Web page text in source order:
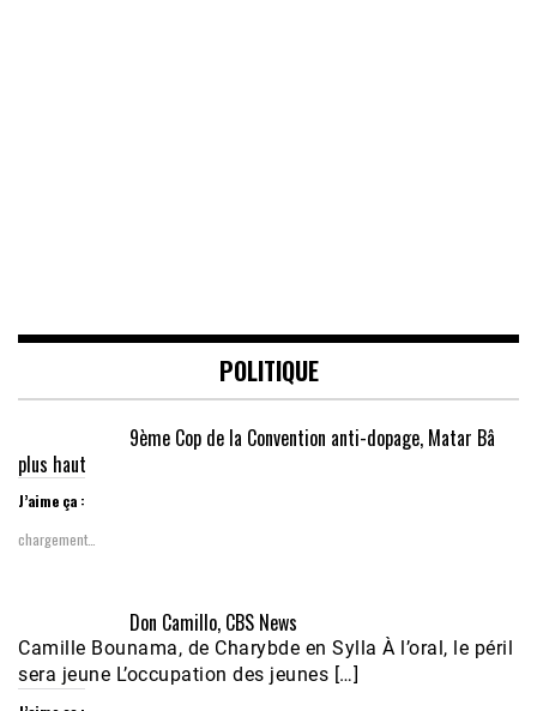
POLITIQUE
9ème Cop de la Convention anti-dopage, Matar Bâ
plus haut
J’aime ça :
chargement…
Don Camillo, CBS News
Camille Bounama, de Charybde en Sylla À l’oral, le péril
sera jeune L’occupation des jeunes […]